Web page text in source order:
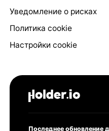
Уведомление о рисках
Политика cookie
Настройки cookie
Последнее обновление